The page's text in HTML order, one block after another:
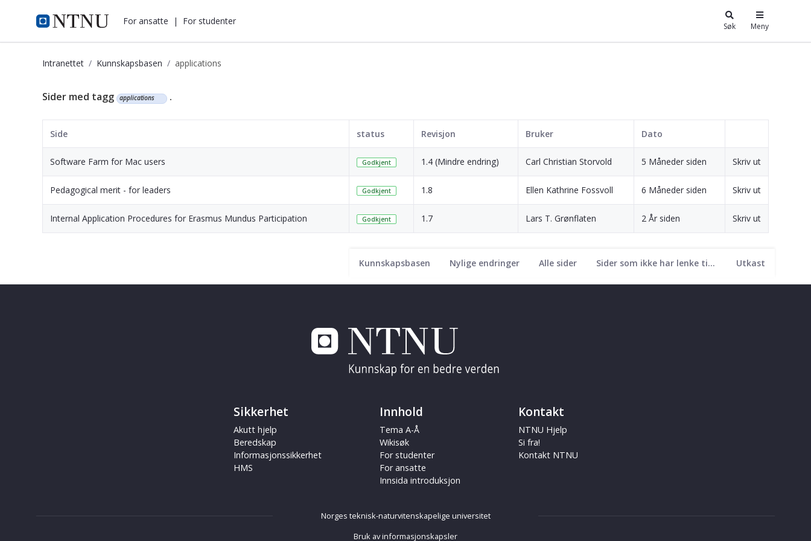
i.ntnu.no For ansatte | For studenter Søk Meny
Intranettet Kunnskapsbasen applications
Kunnskapsbasen
Kunnskapsbasen Nylige endringer Alle sider Sider som ikke har lenke til seg Utkast
Sider med tagg applications .
Side status Revisjon Bruker Dato
Software Farm for Mac users Godkjent 1.4 (Mindre endring) Carl Christian Storvold 5 Måneder siden Skriv ut
Pedagogical merit - for leaders Godkjent 1.8 Ellen Kathrine Fossvoll 6 Måneder siden Skriv ut
Internal Application Procedures for Erasmus Mundus Participation Godkjent 1.7 Lars T. Grønflaten 2 År siden Skriv ut
Sikkerhet
Akutt hjelp
Beredskap
Informasjonssikkerhet
HMS
Innhold
Tema A-Å
Wikisøk
For studenter
For ansatte
Innsida introduksjon
Kontakt
NTNU Hjelp
Si fra!
Kontakt NTNU
Norges teknisk-naturvitenskapelige universitet
Bruk av informasjonskapsler